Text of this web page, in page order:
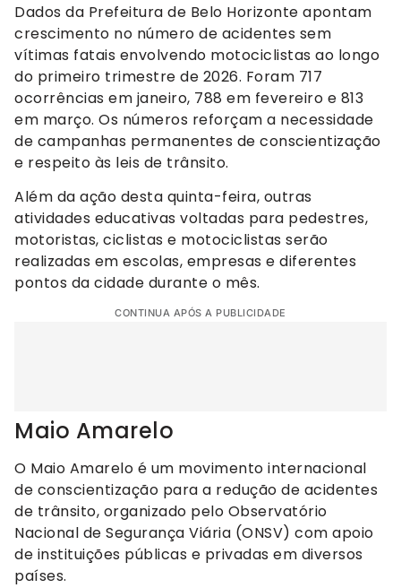
Dados da Prefeitura de Belo Horizonte apontam
crescimento no número de acidentes sem
vítimas fatais envolvendo motociclistas ao longo
do primeiro trimestre de 2026. Foram 717
ocorrências em janeiro, 788 em fevereiro e 813
em março. Os números reforçam a necessidade
de campanhas permanentes de conscientização
e respeito às leis de trânsito.
Além da ação desta quinta-feira, outras
atividades educativas voltadas para pedestres,
motoristas, ciclistas e motociclistas serão
realizadas em escolas, empresas e diferentes
pontos da cidade durante o mês.
CONTINUA APÓS A PUBLICIDADE
Maio Amarelo
O Maio Amarelo é um movimento internacional
de conscientização para a redução de acidentes
de trânsito, organizado pelo Observatório
Nacional de Segurança Viária (ONSV) com apoio
de instituições públicas e privadas em diversos
países.